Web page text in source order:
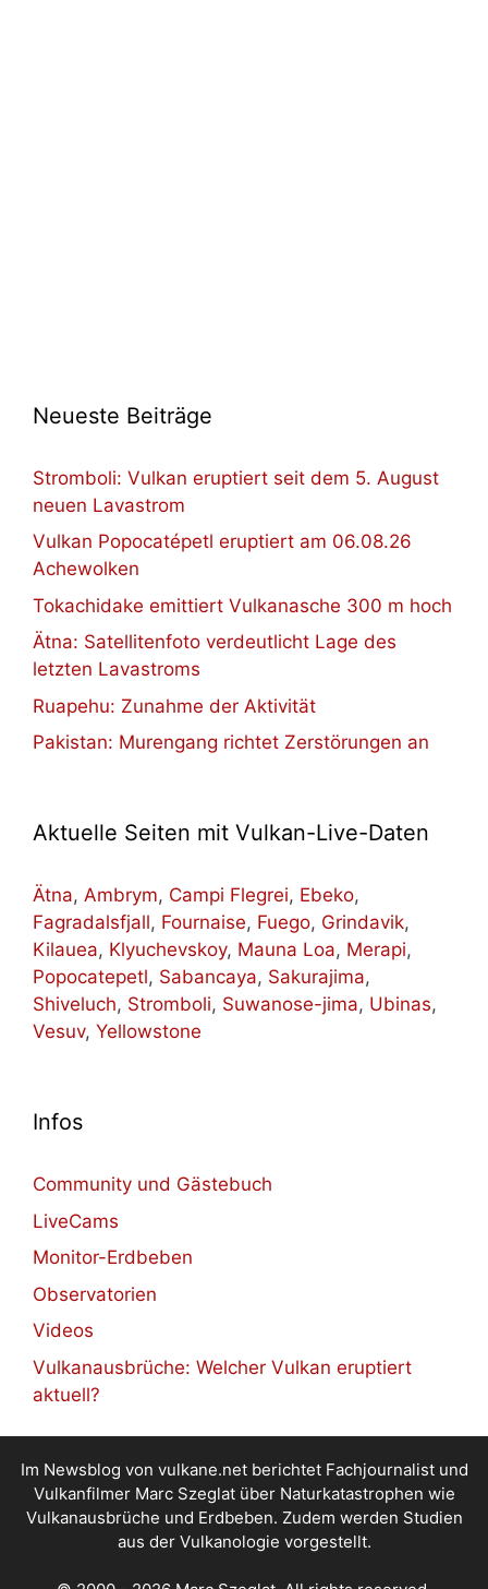
Neueste Beiträge
Stromboli: Vulkan eruptiert seit dem 5. August
neuen Lavastrom
Vulkan Popocatépetl eruptiert am 06.08.26
Achewolken
Tokachidake emittiert Vulkanasche 300 m hoch
Ätna: Satellitenfoto verdeutlicht Lage des
letzten Lavastroms
Ruapehu: Zunahme der Aktivität
Pakistan: Murengang richtet Zerstörungen an
Aktuelle Seiten mit Vulkan-Live-Daten
Ätna, Ambrym, Campi Flegrei, Ebeko,
Fagradalsfjall, Fournaise, Fuego, Grindavik,
Kilauea, Klyuchevskoy, Mauna Loa, Merapi,
Popocatepetl, Sabancaya, Sakurajima,
Shiveluch, Stromboli, Suwanose-jima, Ubinas,
Vesuv, Yellowstone
Infos
Community und Gästebuch
LiveCams
Monitor-Erdbeben
Observatorien
Videos
Vulkanausbrüche: Welcher Vulkan eruptiert
aktuell?
Im Newsblog von vulkane.net berichtet Fachjournalist und
Vulkanfilmer Marc Szeglat über Naturkatastrophen wie
Vulkanausbrüche und Erdbeben. Zudem werden Studien
aus der Vulkanologie vorgestellt.